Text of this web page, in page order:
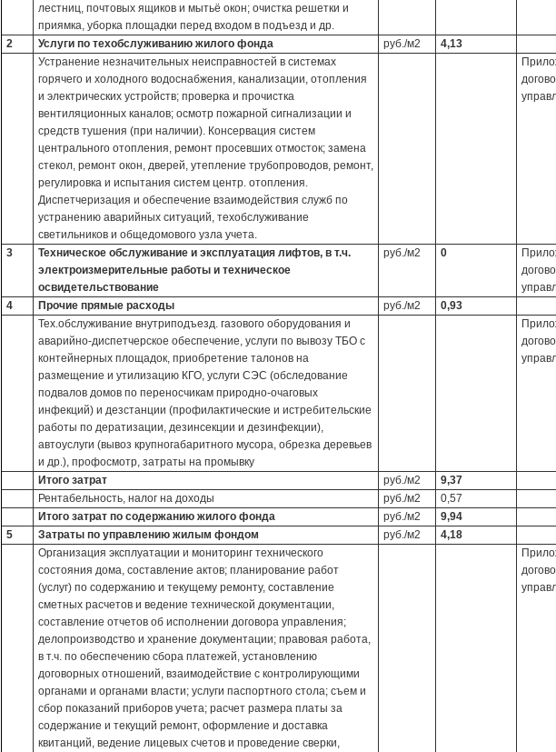
лестниц, почтовых ящиков и мытьё окон; очистка решетки и
приямка, уборка площадки перед входом в подъезд и др.
2 Услуги по техобслуживанию жилого фонда руб./м2
4,13
Устранение незначительных неисправностей в системах
горячего и холодного водоснабжения, канализации, отопления
и электрических устройств; проверка и прочистка
вентиляционных каналов; осмотр пожарной сигнализации и
средств тушения (при наличии). Консервация систем
центрального отопления, ремонт просевших отмосток; замена
стекол, ремонт окон, дверей, утепление трубопроводов, ремонт,
регулировка и испытания систем центр. отопления.
Диспетчеризация и обеспечение взаимодействия служб по
устранению аварийных ситуаций, техобслуживание
светильников и общедомового узла учета.
3
Техническое обслуживание и эксплуатация лифтов, в т.ч.
электроизмерительные работы и техническое
освидетельствование
руб./м2 0
4
Прочие прямые расходы руб./м2
0,93
Тех.обслуживание внутриподъезд. газового оборудования и
аварийно-диспетчерское обеспечение, услуги по вывозу ТБО с
контейнерных площадок, приобретение талонов на
размещение и утилизацию КГО, услуги СЭС (обследование
подвалов домов по переносчикам природно-очаговых
инфекций) и дезстанции (профилактические и истребительские
работы по дератизации, дезинсекции и дезинфекции),
автоуслуги (вывоз крупногабаритного мусора, обрезка деревьев
и др.), профосмотр, затраты на промывку
Итого затрат руб./м2
9,37
Рентабельность, налог на доходы
руб./м2
0,57
Итого затрат по содержанию жилого фонда
руб./м2
9,94
5
Затраты по управлению жилым фондом руб./м2
4,18
Организация эксплуатации и мониторинг технического
состояния дома, составление актов; планирование работ
(услуг) по содержанию и текущему ремонту, составление
сметных расчетов и ведение технической документации,
составление отчетов об исполнении договора управления;
делопроизводство и хранение документации; правовая работа,
в т.ч. по обеспечению сбора платежей, установлению
договорных отношений, взаимодействие с контролирующими
органами и органами власти; услуги паспортного стола; съем и
сбор показаний приборов учета; расчет размера платы за
содержание и текущий ремонт, оформление и доставка
квитанций, ведение лицевых счетов и проведение сверки,